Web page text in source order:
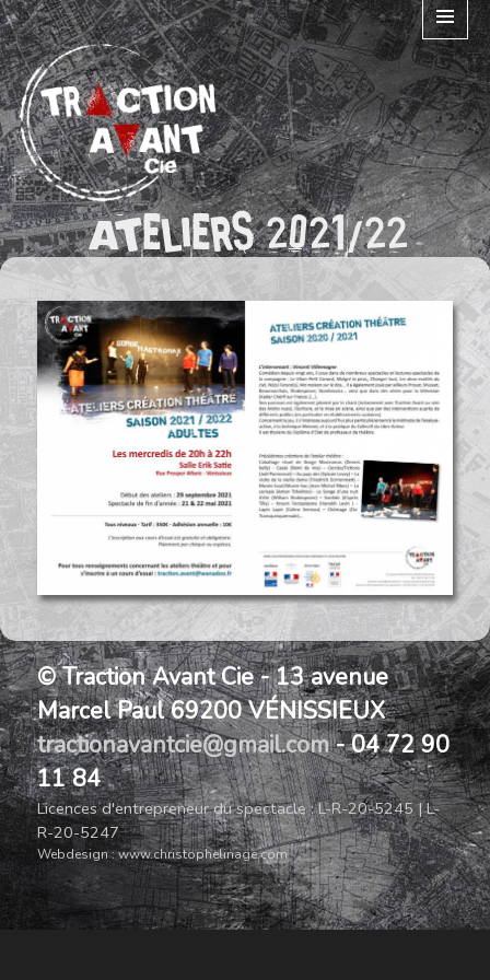
MENU
ET
WIDGETS
ATELIERS 2021/22
© Traction Avant Cie - 13 avenue
Marcel Paul 69200 VÉNISSIEUX
tractionavantcie@gmail.com- 04 72 90
11 84
Licences d'entrepreneur du spectacle : L-R-20-5245 | L-
R-20-5247
Webdesign :www.christophelinage.com